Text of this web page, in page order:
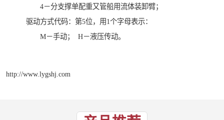
4－分支撑单配重又管船用流体装卸臂；
驱动方式代码：第5位，用1个字母表示：
M－手动； H－液压传动。
http://www.lygshj.com